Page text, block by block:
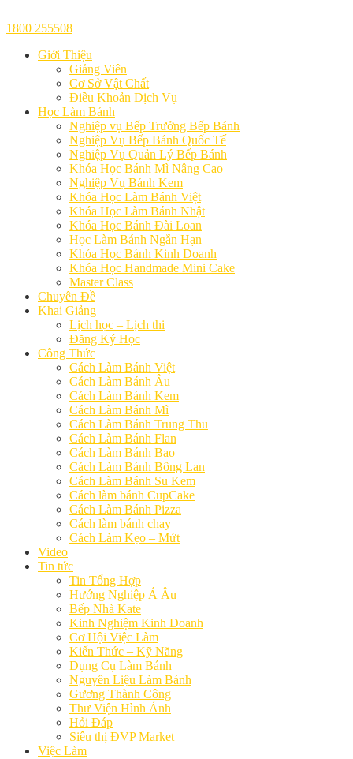
1800 255508
Giới Thiệu
Giảng Viên
Cơ Sở Vật Chất
Điều Khoản Dịch Vụ
Học Làm Bánh
Nghiệp vụ Bếp Trưởng Bếp Bánh
Nghiệp Vụ Bếp Bánh Quốc Tế
Nghiệp Vụ Quản Lý Bếp Bánh
Khóa Học Bánh Mì Nâng Cao
Nghiệp Vụ Bánh Kem
Khóa Học Làm Bánh Việt
Khóa Học Làm Bánh Nhật
Khóa Học Bánh Đài Loan
Học Làm Bánh Ngắn Hạn
Khóa Học Bánh Kinh Doanh
Khóa Học Handmade Mini Cake
Master Class
Chuyên Đề
Khai Giảng
Lịch học – Lịch thi
Đăng Ký Học
Công Thức
Cách Làm Bánh Việt
Cách Làm Bánh Âu
Cách Làm Bánh Kem
Cách Làm Bánh Mì
Cách Làm Bánh Trung Thu
Cách Làm Bánh Flan
Cách Làm Bánh Bao
Cách Làm Bánh Bông Lan
Cách Làm Bánh Su Kem
Cách làm bánh CupCake
Cách Làm Bánh Pizza
Cách làm bánh chay
Cách Làm Kẹo – Mứt
Video
Tin tức
Tin Tổng Hợp
Hướng Nghiệp Á Âu
Bếp Nhà Kate
Kinh Nghiệm Kinh Doanh
Cơ Hội Việc Làm
Kiến Thức – Kỹ Năng
Dụng Cụ Làm Bánh
Nguyên Liệu Làm Bánh
Gương Thành Công
Thư Viện Hình Ảnh
Hỏi Đáp
Siêu thị ĐVP Market
Việc Làm